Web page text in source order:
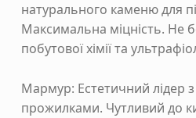
натурального каменю для
Максимальна міцність. Не
побутової хімії та
Мармур: Естетичний лідер
прожилками. Чутливий до